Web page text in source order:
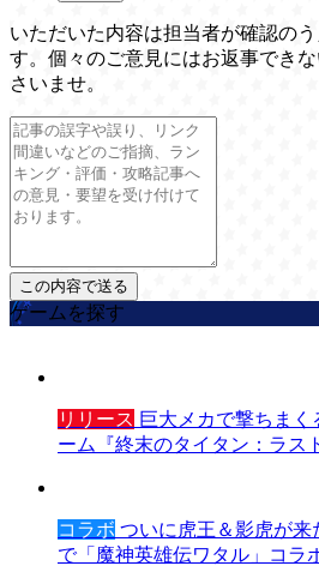
いただいた内容は担当者が確認の
す。個々のご意見にはお返事でき
さいませ。
ゲームを探す
リリース 巨大メカで撃ちま
ーム『終末のタイタン：ラス
コラボ ついに虎王＆影虎が来
で「魔神英雄伝ワタル」コラ